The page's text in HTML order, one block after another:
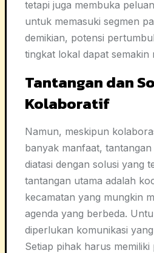
tetapi juga membuka
untuk memasuki segmen
demikian, potensi
tingkat lokal dapat semakin
Tantangan dan
Kolaboratif
Namun, meskipun
banyak manfaat,
diatasi dengan solusi yang
tantangan utama adalah
kecamatan yang mungkin
agenda yang berbeda.
diperlukan komunikasi
Setiap pihak harus memiliki